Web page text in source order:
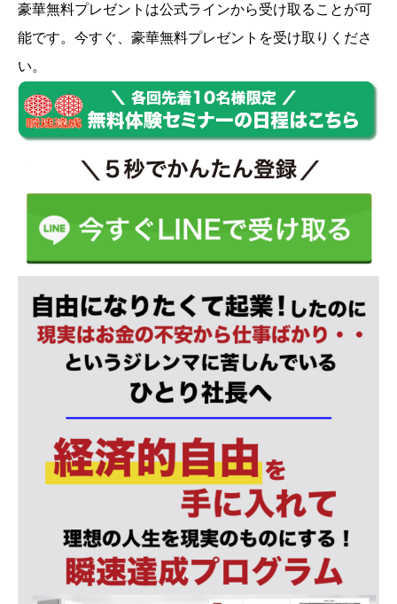
豪華無料プレゼントは公式ラインから受け取ることが可
能です。今すぐ、豪華無料プレゼントを受け取りくださ
い。